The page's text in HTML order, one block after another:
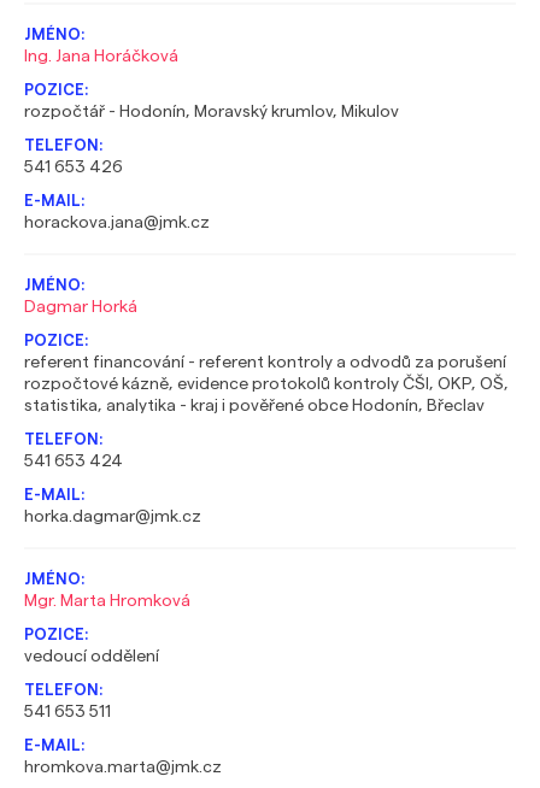
Ing. Jana Horáčková
rozpočtář - Hodonín, Moravský krumlov, Mikulov
541 653 426
horackova.jana@jmk.cz
Dagmar Horká
referent financování - referent kontroly a odvodů za porušení
rozpočtové kázně, evidence protokolů kontroly ČŠI, OKP, OŠ,
statistika, analytika - kraj i pověřené obce Hodonín, Břeclav
541 653 424
horka.dagmar@jmk.cz
Mgr. Marta Hromková
vedoucí oddělení
541 653 511
hromkova.marta@jmk.cz